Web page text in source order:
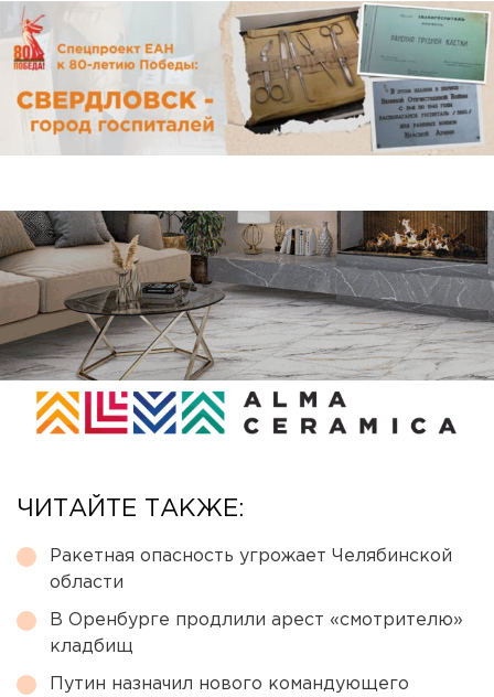
ЧИТАЙТЕ ТАКЖЕ:
Ракетная опасность угрожает Челябинской
области
В Оренбурге продлили арест «смотрителю»
кладбищ
Путин назначил нового командующего